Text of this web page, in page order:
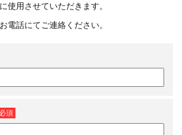
使用させていただきます。
電話にてご連絡ください。
必須